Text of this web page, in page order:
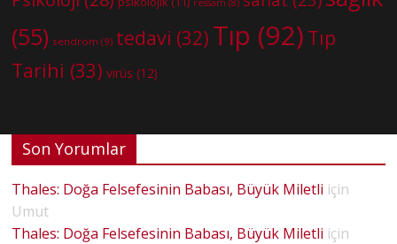
(55) sendrom (9) tedavi (32) Tıp (92) Tıp
Tarihi (33) virüs (12)
Son Yorumlar
Thales: Doğa Felsefesinin Babası, Büyük Miletli için
Umut
Thales: Doğa Felsefesinin Babası, Büyük Miletli için